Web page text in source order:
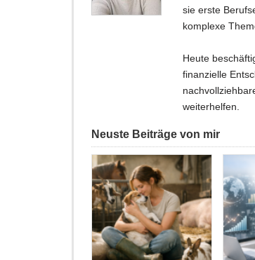
sie erste
komplexe
Heute
finanzielle
weiterhelfen.
Neuste Beiträge von mir